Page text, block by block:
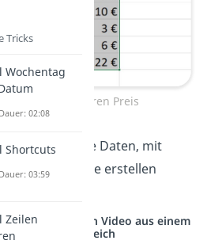
Produkte und deren Preis
du alle Daten, mit
eine Excel Liste erstellen
vernetzt: Hier ein Video aus einem
anderen Bereich
Tricks
Wochentag
02:08
Shortcuts
03:59
Zeilen